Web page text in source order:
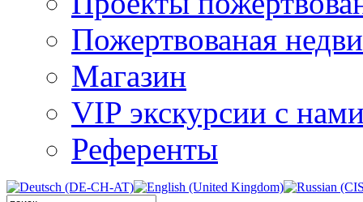
Пожертвованая
Магазин
VIP экскурсии с
Референты